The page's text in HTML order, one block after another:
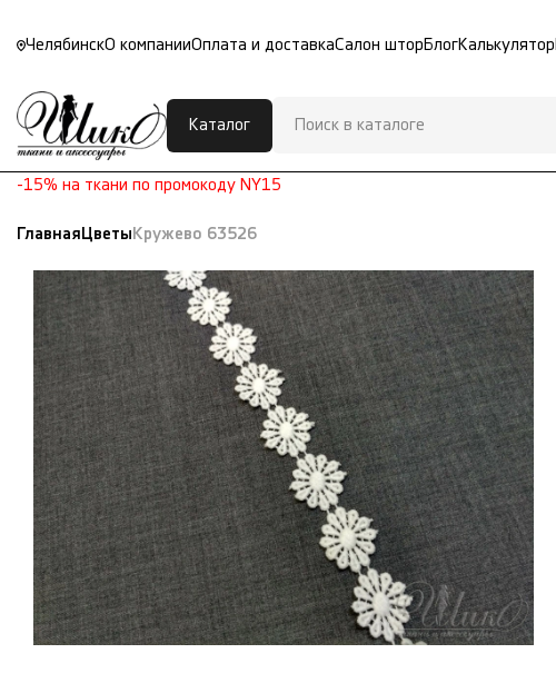
ЧелябинскО компанииОплата и доставкаСалон штор БлогКалькулятор
Каталог
-15% на ткани по промокоду NY15
Главная Цветы Кружево 63526